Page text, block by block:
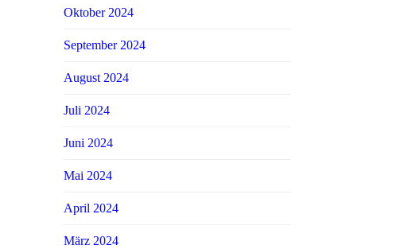
Oktober 2024
September 2024
August 2024
Juli 2024
Juni 2024
Mai 2024
April 2024
März 2024